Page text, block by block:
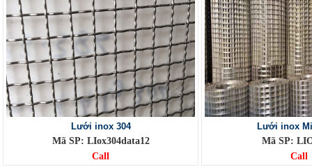
Lưới inox 304
Mã SP: LIox304data12
Call
Lưới inox
Mã SP:
Call